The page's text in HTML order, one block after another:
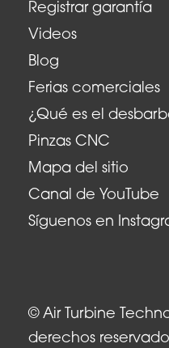
Registrar garantía
Videos
Blog
Ferias comerciales
¿Qué es el
Pinzas CNC
Mapa del sitio
Canal de YouTube
Síguenos en
© Air Turbine
derechos